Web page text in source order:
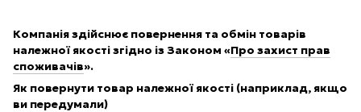
Компанія здійснює повернення та обмін товарів
належної якості згідно із Законом «Про захист прав
споживачів».
Як повернути товар належної якості (наприклад, якщо
ви передумали)